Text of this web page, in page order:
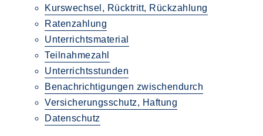
Kurswechsel, Rücktritt, Rückzahlung
Ratenzahlung
Unterrichtsmaterial
Teilnahmezahl
Unterrichtsstunden
Benachrichtigungen zwischendurch
Versicherungsschutz, Haftung
Datenschutz